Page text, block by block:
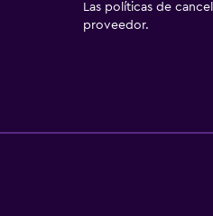
Las políticas de
proveedor.